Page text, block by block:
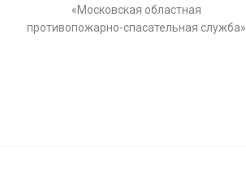
«Московская областная
противопожарно-спасательная служба»